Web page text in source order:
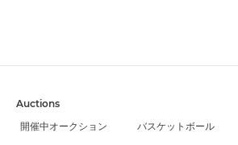
Auctions
開催中オークション
バスケットボール